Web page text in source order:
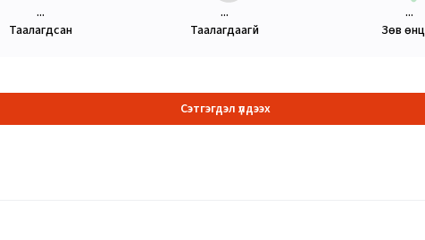
...
Таалагдсан
...
Таалагдаагүй
...
Зөв
Сэтгэгдэл үлдээх